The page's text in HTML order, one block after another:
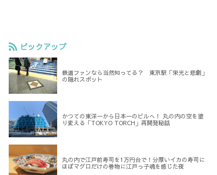
ピックアップ
鉄道ファンなら当然知ってる？ 東京駅「栄光と悲劇」
の隠れスポット
かつての東洋一から日本一のビルへ！ 丸の内の空を塗
り変える「TOKYO TORCH」再開発秘話
丸の内で江戸前寿司を1万円台で！分厚いイカの寿司に
ほぼマグロだけの巻物に江戸っ子魂を感じた夜